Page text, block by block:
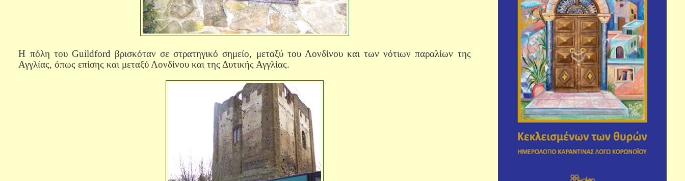
Η πόλη του Guildford βρισκόταν σε στρατηγικό σημείο, μεταξύ του Λονδίνου και των νότιων παραλίων της
Αγγλίας, όπως επίσης και μεταξύ Λονδίνου και της Δυτικής Αγγλίας.